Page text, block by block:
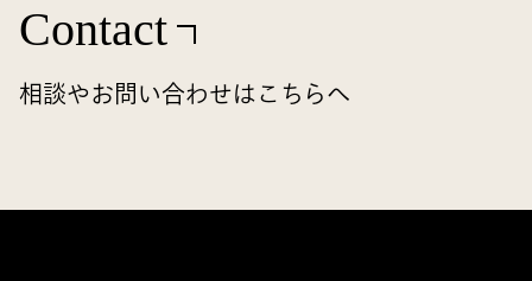
Contact
相談やお問い合わせはこちらへ